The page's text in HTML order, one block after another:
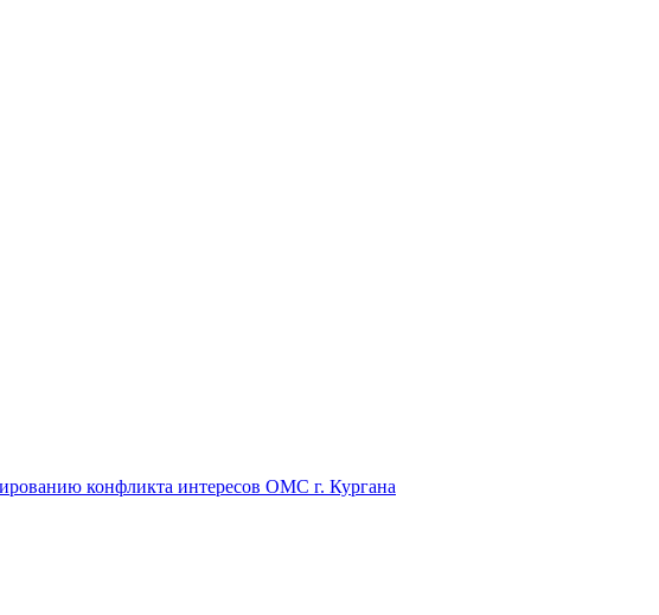
конфликта интересов ОМС г. Кургана